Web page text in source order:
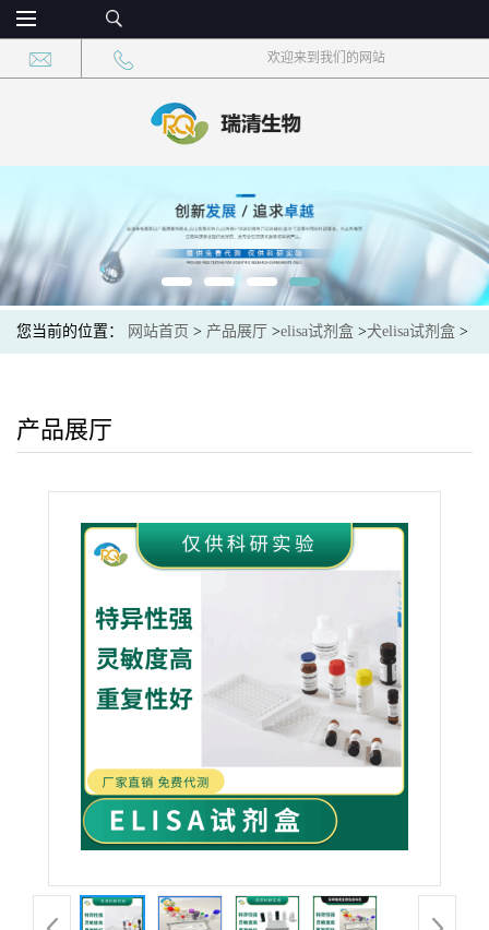
欢迎来到我们的网站
您当前的位置： 网站首页 > 产品展厅 >elisa试剂盒 >犬elisa试剂盒 >
产品展厅